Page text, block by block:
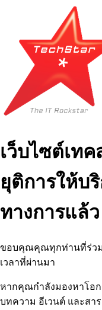
เว็บไซต์เท
ยุติการให้บ
ทางการแล้ว
ขอบคุณคุณทุกท่านที่ร่วม
เวลาที่ผ่านมา
หากคุณกำลังมองหาโอ
บทความ อีเวนต์ และสา